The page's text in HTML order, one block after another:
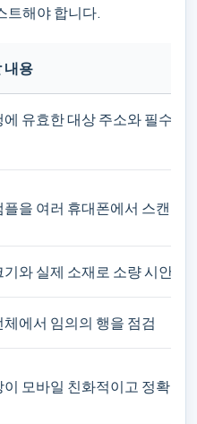
트해야 합니다.
내용
에 유효한 대상 주소와 필수 필
을 여러 휴대폰에서 스캔
기와 실제 소재로 소량 시안을
체에서 임의의 행을 점검
이 모바일 친화적이고 정확한